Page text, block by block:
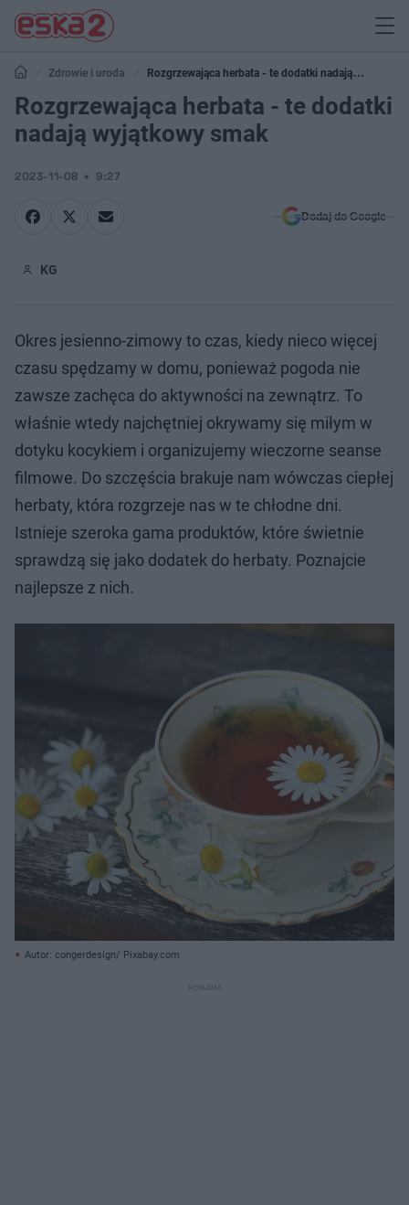
Zdrowie i uroda
Rozgrzewająca herbata - te dodatki nadają
wyjątkowy smak
Rozgrzewająca herbata - te dodatki
nadają wyjątkowy smak
2023-11-08 9:27
Dodaj do Google
KG
Okres jesienno-zimowy to czas, kiedy nieco więcej
czasu spędzamy w domu, ponieważ pogoda nie
zawsze zachęca do aktywności na zewnątrz. To
właśnie wtedy najchętniej okrywamy się miłym w
dotyku kocykiem i organizujemy wieczorne seanse
filmowe. Do szczęścia brakuje nam wówczas ciepłej
herbaty, która rozgrzeje nas w te chłodne dni.
Istnieje szeroka gama produktów, które świetnie
sprawdzą się jako dodatek do herbaty. Poznajcie
najlepsze z nich.
Autor: congerdesign/ Pixabay.com